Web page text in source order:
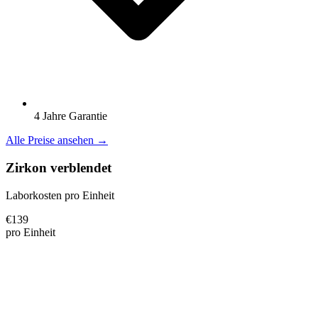
4 Jahre Garantie
Alle Preise ansehen →
Zirkon verblendet
Laborkosten pro Einheit
€139
pro Einheit